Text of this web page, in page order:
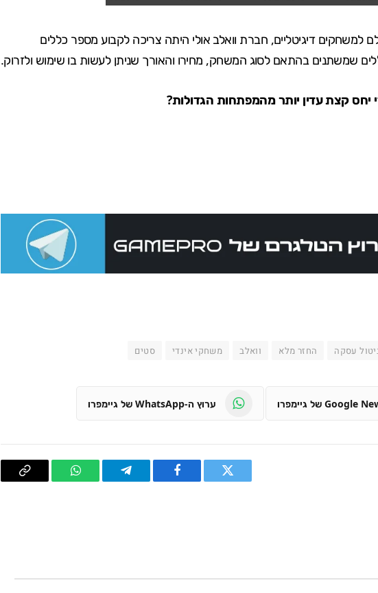
למשחקים דיגיטליים, חברת וואלב אולי היתה צריכה לקבוע מספר כללים
שמשתנים בהתאם לסוג המשחק, מחירו והאורך שניתן לעשות בו שימוש ולזרוק.
קצת עדין יותר מהמפתחות הגדולות?
עסקה החזר מלא וואלב משחקי אינדי סטים
ערוץ ה-WhatsApp של גיימפרו
טוויטר
פייסבוק Telegram
WhatsAppהעתק